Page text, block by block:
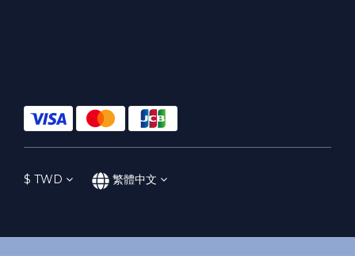
$ TWD 繁體中文